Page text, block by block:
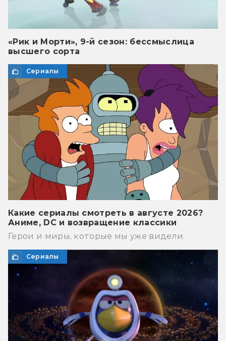
«Рик и Морти», 9-й сезон: бессмыслица
высшего сорта
Сериалы
Какие сериалы смотреть в августе 2026?
Аниме, DC и возвращение классики
Герои и миры, которые мы уже видели.
Сериалы